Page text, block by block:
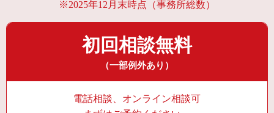
※2025年12月末時点（事務所総数）
初回相談無料
（一部例外あり）
電話相談、オンライン相談可